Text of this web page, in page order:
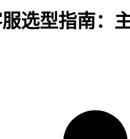
选型指南：